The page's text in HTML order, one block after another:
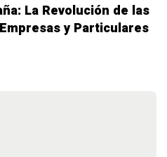
La Revolución de las
y Particulares